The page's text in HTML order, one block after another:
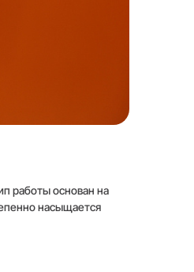
работы основан на
насыщается